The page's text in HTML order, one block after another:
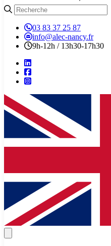
03 83 37 25 87
info@alec-nancy.fr
9h-12h / 13h30-17h30